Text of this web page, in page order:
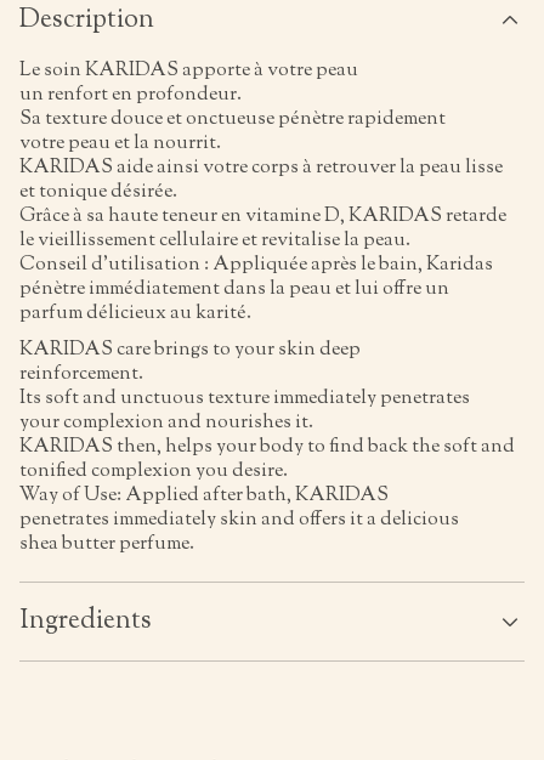
Description
Le soin KARIDAS apporte à votre peau
un renfort en profondeur.
Sa texture douce et onctueuse pénètre rapidement
votre peau et la nourrit.
KARIDAS aide ainsi votre corps à retrouver la peau lisse
et tonique désirée.
Grâce à sa haute teneur en vitamine D, KARIDAS retarde
le vieillissement cellulaire et revitalise la peau.
Conseil d’utilisation : Appliquée après le bain, Karidas
pénètre immédiatement dans la peau et lui offre un
parfum délicieux au karité.
KARIDAS care brings to your skin deep
reinforcement.
Its soft and unctuous texture immediately penetrates
your complexion and nourishes it.
KARIDAS then, helps your body to find back the soft and
tonified complexion you desire.
Way of Use: Applied after bath, KARIDAS
penetrates immediately skin and offers it a delicious
shea butter perfume.
Ingredients